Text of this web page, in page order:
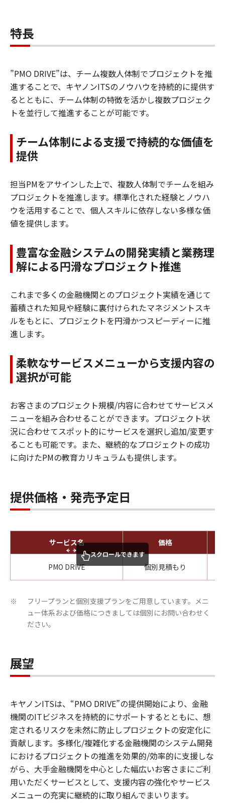
特長
”PMO DRIVE”は、チーム複数人体制でプロジェクトを推
進することで、キヤノンITSのノウハウを持続的に提供す
るとともに、チーム体制の特徴を活かし複数プロジェク
トを並行して推進することが可能です。
チーム体制による支援で持続的な価値を
提供
担当PMをアサインした上で、複数人体制でチームを組み
プロジェクトを推進します。標準化された経験とノウハ
ウを活用することで、個人スキルに依存しない多様な価
値を提供します。
豊富な金融システムの開発実績と業務理
解による円滑なプロジェクト推進
これまで多くの金融機関とのプロジェクト実績を通じて
蓄積された知見や経験に裏付けられたマネジメントスキ
ルをもとに、プロジェクトを円滑かつスピーディーに推
進します。
柔軟なサービスメニューから支援内容の
選択が可能
お客さまのプロジェクト規模/内容に合わせてサービスメ
ニューを組み合わせることができます。プロジェクト状
況に合わせてスポット的にサービスを選択し追加/変更す
ることも可能です。また、継続的なプロジェクトの成功
に向けたPMの教育カリキュラムも提供します。
提供価格・発売予定日
サービス名 価格
PMO DRIVE 個別見積もり
スクロールできます
※
フリープランと個別支援プランをご用意しています。メニ
ュー体系および価格につきましては個別にお問い合わせく
ださい。
展望
キヤノンITSは、“PMO DRIVE”の提供開始により、金融
機関のITビジネスを持続的にサポートするとともに、想
定されるリスクを未然に防止しプロジェクトの安定化に
貢献します。多様化/複雑化する金融機関のシステム開発
におけるプロジェクトの推進を効果的/効率的に支援しな
がら、大手金融機関を中心とした幅広いお客さまにご利
用いただくサービスとして、支援内容の強化やサービス
メニューの充実に継続的に取り組んでまいります。